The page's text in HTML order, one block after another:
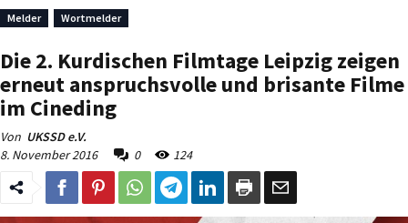
Melder Wortmelder
Die 2. Kurdischen Filmtage Leipzig zeigen
erneut anspruchsvolle und brisante Filme
im Cineding
Von UKSSD e.V.
8. November 2016
0 124